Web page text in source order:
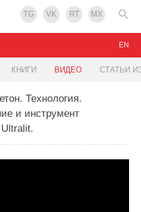
TG VK RT MX
КНИГИ ВИДЕО СТАТЬИ
EN
Технология.
и инструмент